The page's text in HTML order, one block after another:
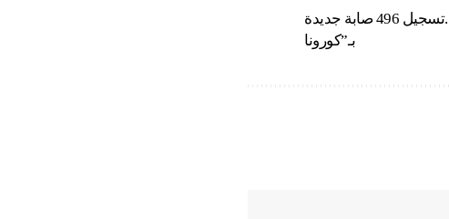
خلال 24 ساعة..تسجيل 496 صابة جديدة
بـ”كورونا